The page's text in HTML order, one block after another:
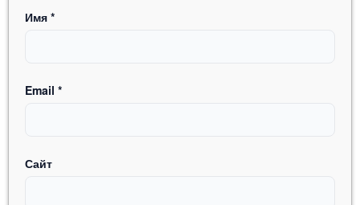
Имя *
Email *
Сайт